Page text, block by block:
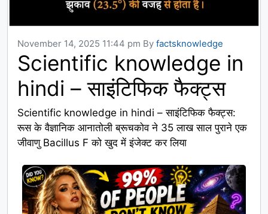
November 14, 2025 11:44 pm By factsknowledge
Scientific knowledge in
hindi – साइंटिफिक फैक्ट्स
Scientific knowledge in hindi – साइंटिफिक फैक्ट्स:
रूस के वैज्ञानिक आनातोली ब्रूचकोव ने 35 लाख साल पुराने एक
जीवाणु Bacillus F को खुद में इंजेक्ट कर लिया